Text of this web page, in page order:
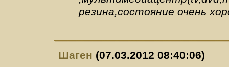
резина,состояние очень
Шаген (07.03.2012 08:40:06)